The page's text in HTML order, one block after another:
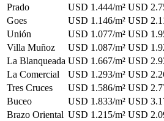
Prado
USD 1.444/m² USD
Goes
USD 1.146/m² USD
Unión
USD 1.077/m² USD
Villa Muñoz
USD 1.087/m² USD
La Blanqueada USD 1.667/m² USD
La Comercial
USD 1.293/m² USD
Tres Cruces
USD 1.586/m² USD
Buceo
USD 1.833/m² USD
Brazo Oriental USD 1.215/m² USD